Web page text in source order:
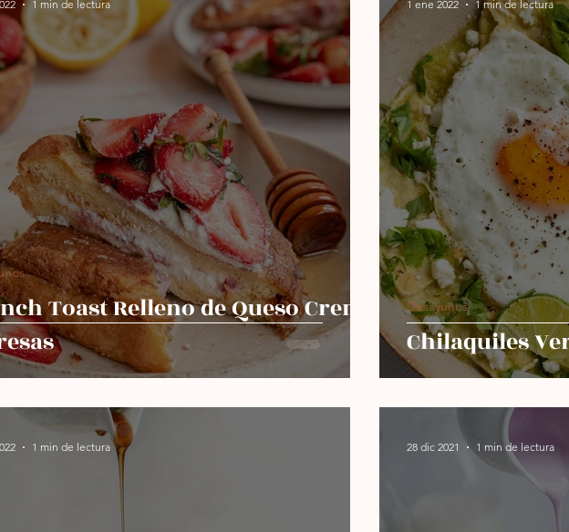
de aire Sin horno Sin azúcar Más recientes
Toast Relleno de Queso Crema
1 min de lectura
Chilaquiles
Desayunos
1 ene 2022 1 min de lectura
1 min de lectura 28 dic 2021 1 min de lectura